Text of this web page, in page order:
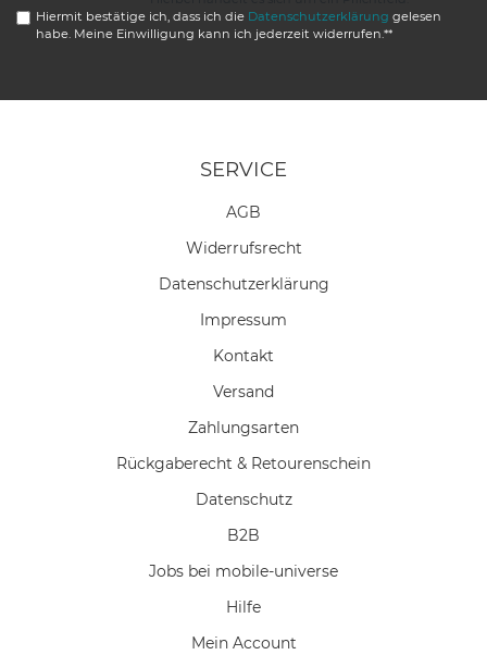
Hiermit bestätige ich, dass ich die Daten­schutz­erklärung gelesen
habe. Meine Einwilligung kann ich jederzeit widerrufen.**
SERVICE
AGB
Widerrufs­recht
Daten­schutz­erklärung
Impressum
Kontakt
Versand
Zahlungsarten
Rückgaberecht & Retourenschein
Datenschutz
B2B
Jobs bei mobile-universe
Hilfe
Mein Account